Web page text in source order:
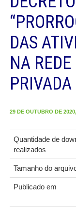
DAS
NA
29 DE OUTUBRO DE
Quantidade de
realizados
Tamanho do
Publicado em